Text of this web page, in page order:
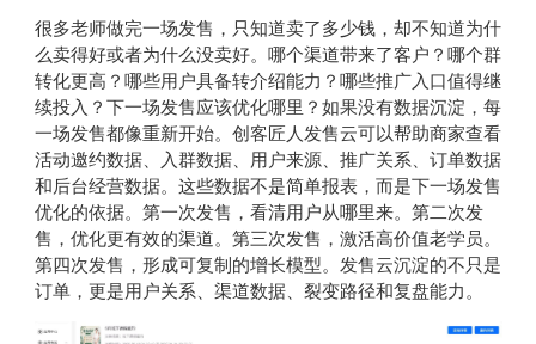
很多老师做完一场发售，只知道卖了多少钱，却不知道为什
么卖得好或者为什么没卖好。哪个渠道带来了客户？哪个群
转化更高？哪些用户具备转介绍能力？哪些推广入口值得继
续投入？下一场发售应该优化哪里？如果没有数据沉淀，每
一场发售都像重新开始。创客匠人发售云可以帮助商家查看
活动邀约数据、入群数据、用户来源、推广关系、订单数据
和后台经营数据。这些数据不是简单报表，而是下一场发售
优化的依据。第一次发售，看清用户从哪里来。第二次发
售，优化更有效的渠道。第三次发售，激活高价值老学员。
第四次发售，形成可复制的增长模型。发售云沉淀的不只是
订单，更是用户关系、渠道数据、裂变路径和复盘能力。